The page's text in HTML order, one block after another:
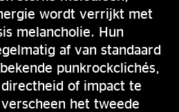
wordt verrijkt met
melancholie. Hun
af van standaard
punkrockclichés,
of impact te
het tweede